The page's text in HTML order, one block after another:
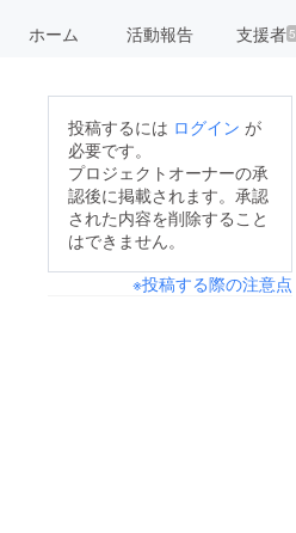
ホーム 活動報告 支援者5
投稿するには ログイン が
必要です。
プロジェクトオーナーの承
認後に掲載されます。承認
された内容を削除すること
はできません。
※投稿する際の注意点